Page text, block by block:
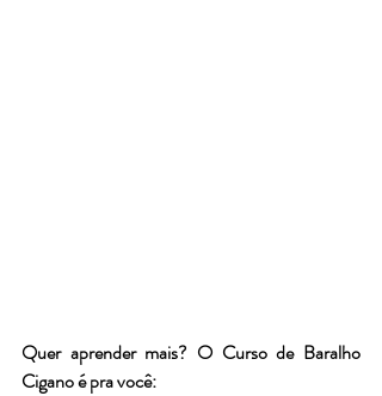
Quer aprender mais? O Curso de Baralho
Cigano é pra você: